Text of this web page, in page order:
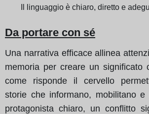
Il linguaggio è chiaro, diretto e
Da portare con sé
Una narrativa efficace allinea
memoria per creare un significato
come risponde il cervello
storie che informano, mobilitano
protagonista chiaro, un conflitto